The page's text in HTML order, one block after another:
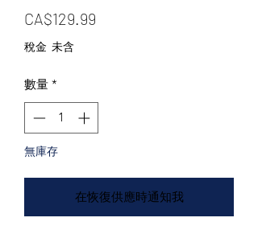
CA$129.99
稅金 未含
數量 *
無庫存
在恢復供應時通知我